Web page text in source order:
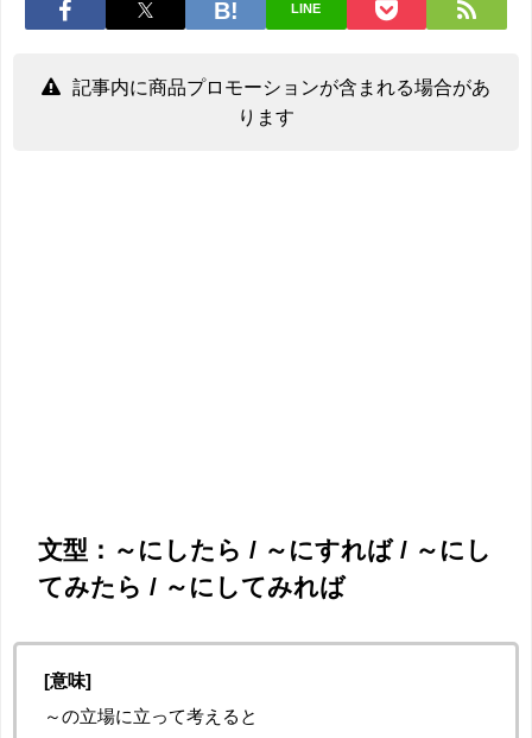
LINE
記事内に商品プロモーションが含まれる場合があ
ります
文型：～にしたら / ～にすれば / ～にし
てみたら / ～にしてみれば
[意味]
～の立場に立って考えると